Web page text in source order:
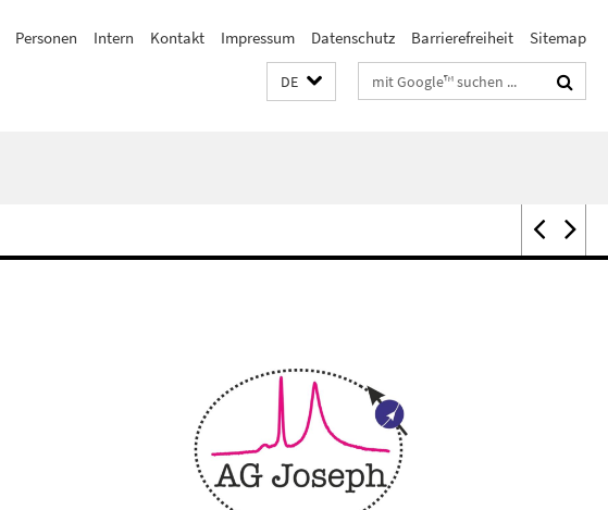
Personen Intern Kontakt Impressum Datenschutz Barrierefreiheit Sitemap
DE Suchbegriffe